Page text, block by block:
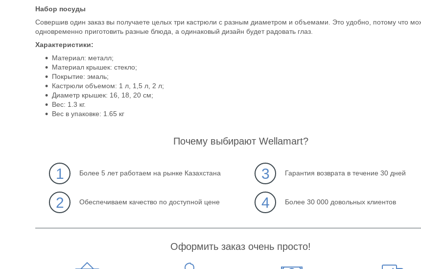
Набор посуды
Совершив один заказ вы получаете целых три кастрюли с разным диаметром и объемами. Это удобно, потому что
одновременно приготовить разные блюда, а одинаковый дизайн будет радовать глаз.
Характеристики:
Материал: металл;
Материал крышек: стекло;
Покрытие: эмаль;
Кастрюли объемом: 1 л, 1,5 л, 2 л;
Диаметр крышек: 16, 18, 20 см;
Вес: 1.3 кг.
Вес в упаковке: 1.65 кг
Почему выбирают Wellamart?
1 Более 5 лет работаем на рынке Казахстана
2 Обеспечиваем качество по доступной цене
3 Гарантия возврата в течение 30 дней
4 Более 30 000 довольных клиентов
Оформить заказ очень просто!